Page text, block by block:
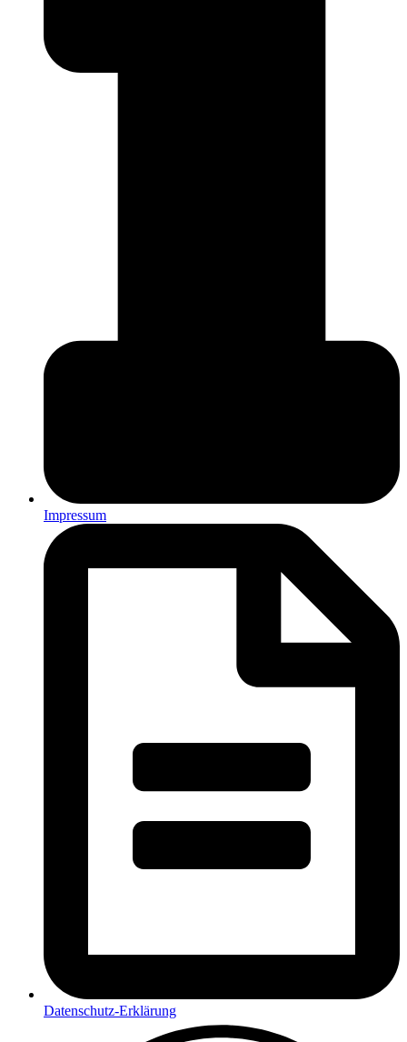
Impressum
Datenschutz-Erklärung